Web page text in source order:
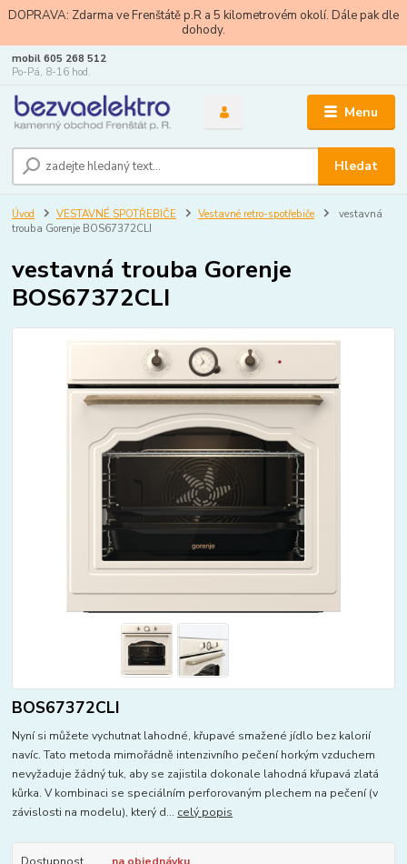
DOPRAVA: Zdarma ve Frenštátě p.R a 5 kilometrovém okolí. Dále pak dle
dohody.
Menu
Hledat
mobil 605 268 512
Po-Pá, 8-16 hod.
Úvod VESTAVNÉ SPOTŘEBIČE Vestavné retro-spotřebiče
vestavná
trouba Gorenje BOS67372CLI
vestavná trouba Gorenje
BOS67372CLI
BOS67372CLI
Nyní si můžete vychutnat lahodné, křupavé smažené jídlo bez kalorií
navíc. Tato metoda mimořádně intenzivního pečení horkým vzduchem
nevyžaduje žádný tuk, aby se zajistila dokonale lahodná křupavá zlatá
kůrka. V kombinaci se speciálním perforovaným plechem na pečení (v
závislosti na modelu), který d... celý popis
Dostupnost na objednávku